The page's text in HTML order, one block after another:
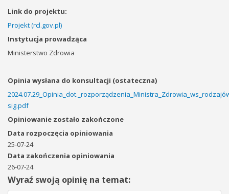
Link do projektu:
Projekt (rcl.gov.pl)
Instytucja prowadząca
Ministerstwo Zdrowia
Opinia wysłana do konsultacji (ostateczna)
sig.pdf
Opiniowanie zostało zakończone
Data rozpoczęcia opiniowania
25-07-24
Data zakończenia opiniowania
26-07-24
Wyraź swoją opinię na temat: